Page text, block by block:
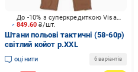
849.60₴/шт.
До -10% з суперкредиткою Visa Вигода
Штани польові тактичні (58-60р)
світлий койот р.XXL
оцінити 6 варіантів